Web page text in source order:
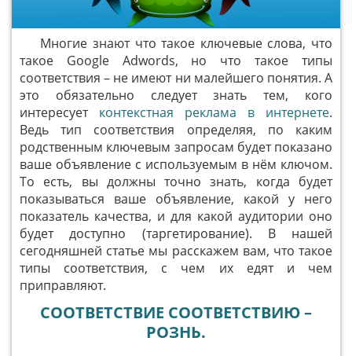
Многие знают что такое ключевые слова, что
такое Google Adwords, но что такое типы
соответствия – не имеют ни малейшего понятия. А
это обязательно следует знать тем, кого
интересует контекстная реклама в интернете.
Ведь тип соответствия определяя, по каким
родственным ключевым запросам будет показано
ваше объявление с используемым в нём ключом.
То есть, вы должны точно знать, когда будет
показываться ваше объявление, какой у него
показатель качества, и для какой аудитории оно
будет доступно (таргетирование). В нашей
сегодняшней статье мы расскажем вам, что такое
типы соответствия, с чем их едят и чем
приправляют.
СООТВЕТСТВИЕ СООТВЕТСТВИЮ –
РОЗНЬ.